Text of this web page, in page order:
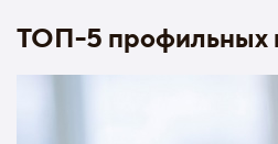
ТОП-5 профильных